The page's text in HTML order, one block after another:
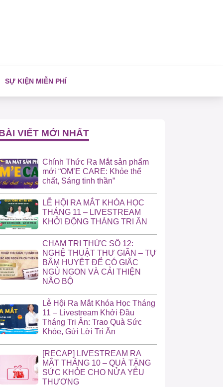
SỰ KIỆN MIỄN PHÍ
VIẾT MỚI NHẤT
Chính Thức Ra Mắt sản phẩm
mới “OM’E CARE: Khỏe thể
chất, Sáng tinh thần”
LỄ HỘI RA MẮT KHÓA HỌC
THÁNG 11 – LIVESTREAM
KHỞI ĐỘNG THÁNG TRI ÂN
CHẠM TRI THỨC SỐ 12:
NGHỆ THUẬT THƯ GIÃN – TỰ
BẤM HUYỆT ĐỂ CÓ GIẤC
NGỦ NGON VÀ CẢI THIỆN
NÃO BỘ
Lễ Hội Ra Mắt Khóa Học Tháng
11 – Livestream Khởi Đầu
Tháng Tri Ân: Trao Quà Sức
Khỏe, Gửi Lời Tri Ân
[RECAP] LIVESTREAM RA
MẮT THÁNG 10 – QUÀ TẶNG
SỨC KHỎE CHO NỬA YÊU
THƯƠNG